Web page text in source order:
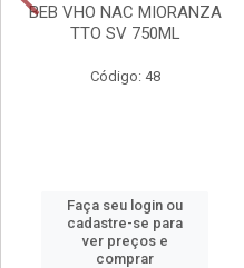
BEB VHO NAC MIORANZA
TTO SV 750ML
Código: 48
Faça seu login ou
cadastre-se para
ver preços e
comprar